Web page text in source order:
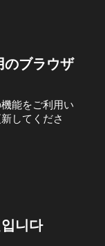
のブラウザ
能をご利用い
してくださ
니다